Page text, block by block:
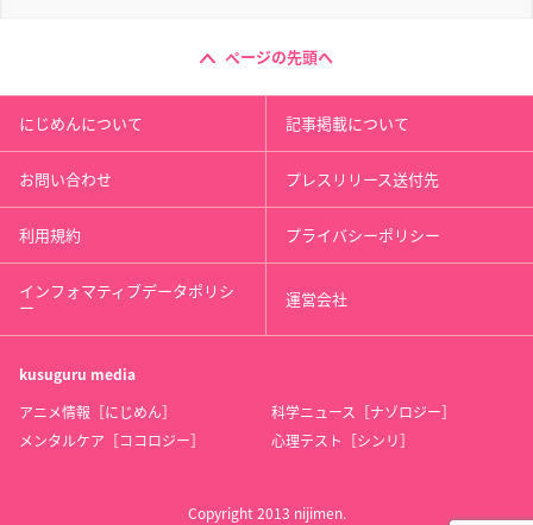
ページの先頭へ
にじめんについて 記事掲載について
お問い合わせ プレスリリース送付先
利用規約 プライバシーポリシー
インフォマティブデータポリシ
ー 運営会社
kusuguru media
アニメ情報［にじめん］
科学ニュース［ナゾロジー］
メンタルケア［ココロジー］
心理テスト［シンリ］
Copyright 2013 nijimen.